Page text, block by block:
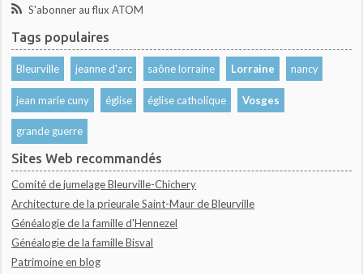
S'abonner au flux ATOM
Tags populaires
Bleurville jeanne d'arc saône lorraine Lorraine nancy
jean marie cuny église église catholique Vosges
grande guerre
Sites Web recommandés
Comité de jumelage Bleurville-Chichery
Architecture de la prieurale Saint-Maur de Bleurville
Généalogie de la famille d'Hennezel
Généalogie de la famille Bisval
Patrimoine en blog